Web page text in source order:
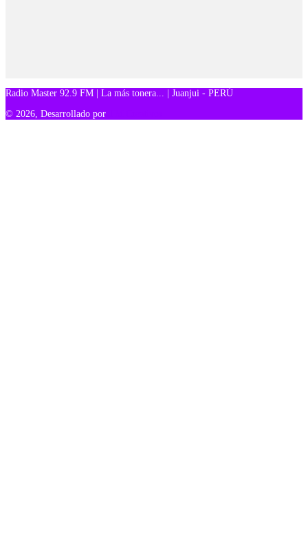
Radio Master 92.9 FM | La más tonera... | Juanjui - PERÚ
© 2026, Desarrollado por